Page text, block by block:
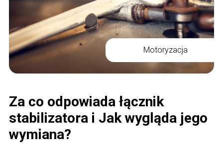
Motoryzacja
Za co odpowiada łącznik
stabilizatora i Jak wygląda jego
wymiana?